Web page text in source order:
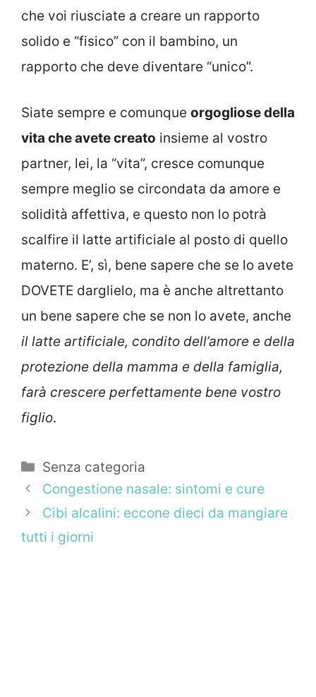
che voi riusciate a creare un rapporto
solido e “fisico” con il bambino, un
rapporto che deve diventare “unico”.
Siate sempre e comunque orgogliose della
vita che avete creato insieme al vostro
partner, lei, la “vita”, cresce comunque
sempre meglio se circondata da amore e
solidità affettiva, e questo non lo potrà
scalfire il latte artificiale al posto di quello
materno. E’, sì, bene sapere che se lo avete
DOVETE darglielo, ma è anche altrettanto
un bene sapere che se non lo avete, anche
il latte artificiale, condito dell’amore e della
protezione della mamma e della famiglia,
farà crescere perfettamente bene vostro
figlio.
Categorie
Senza categoria
Congestione nasale: sintomi e cure
Cibi alcalini: eccone dieci da mangiare
tutti i giorni